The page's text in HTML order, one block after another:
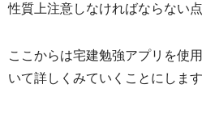
性質上注意しなければならない点
ここからは宅建勉強アプリを使
いて詳しくみていくことにします